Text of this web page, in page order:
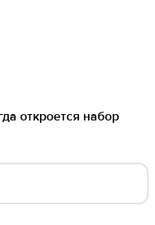
откроется набор